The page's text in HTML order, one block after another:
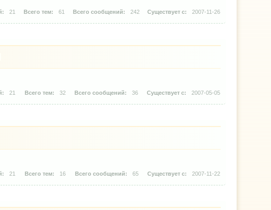
21 61 242 2007-11-26
21 32 36 2007-05-05
21 16 65 2007-11-22